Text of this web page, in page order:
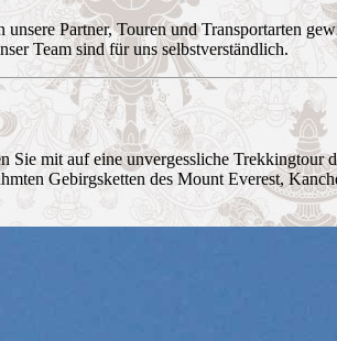
Partner, Touren und Transportarten
Team sind für uns selbstverständlich.
Sie mit auf eine unvergessliche
Gebirgsketten des Mount Everest,